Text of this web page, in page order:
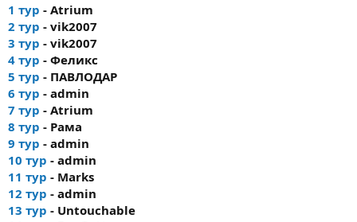
1 тур - Atrium
2 тур - vik2007
3 тур - vik2007
4 тур - Феликс
5 тур - ПАВЛОДАР
6 тур - admin
7 тур - Atrium
8 тур - Рама
9 тур - admin
10 тур - admin
11 тур - Marks
12 тур - admin
13 тур - Untouchable